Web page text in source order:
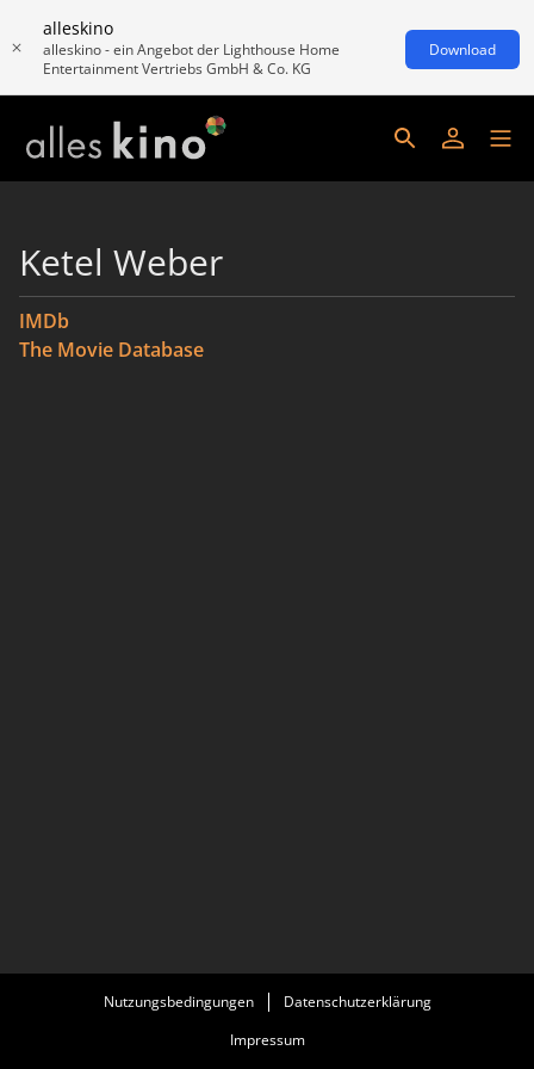
alleskino
alleskino - ein Angebot der Lighthouse Home
Entertainment Vertriebs GmbH & Co. KG
Download
Ketel Weber
IMDb
The Movie Database
Nutzungsbedingungen
Datenschutzerklärung
Impressum